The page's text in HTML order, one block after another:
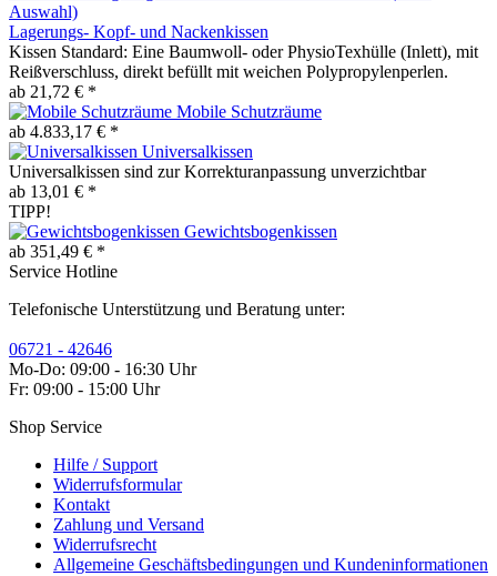
Lagerungs- Kopf- und Nackenkissen
Kissen Standard: Eine Baumwoll- oder PhysioTexhülle (Inlett), mit
Reißverschluss, direkt befüllt mit weichen Polypropylenperlen.
ab 21,72 € *
Mobile Schutzräume
ab 4.833,17 € *
Universalkissen
Universalkissen sind zur Korrekturanpassung unverzichtbar
ab 13,01 € *
TIPP!
Gewichtsbogenkissen
ab 351,49 € *
Service Hotline
Telefonische Unterstützung und Beratung unter:
06721 - 42646
Mo-Do: 09:00 - 16:30 Uhr
Fr: 09:00 - 15:00 Uhr
Shop Service
Hilfe / Support
Widerrufsformular
Kontakt
Zahlung und Versand
Widerrufsrecht
Allgemeine Geschäftsbedingungen und Kundeninformationen